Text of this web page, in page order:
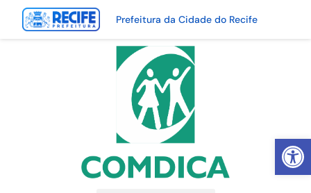
Abrir
Prefeitura da Cidade do Recife